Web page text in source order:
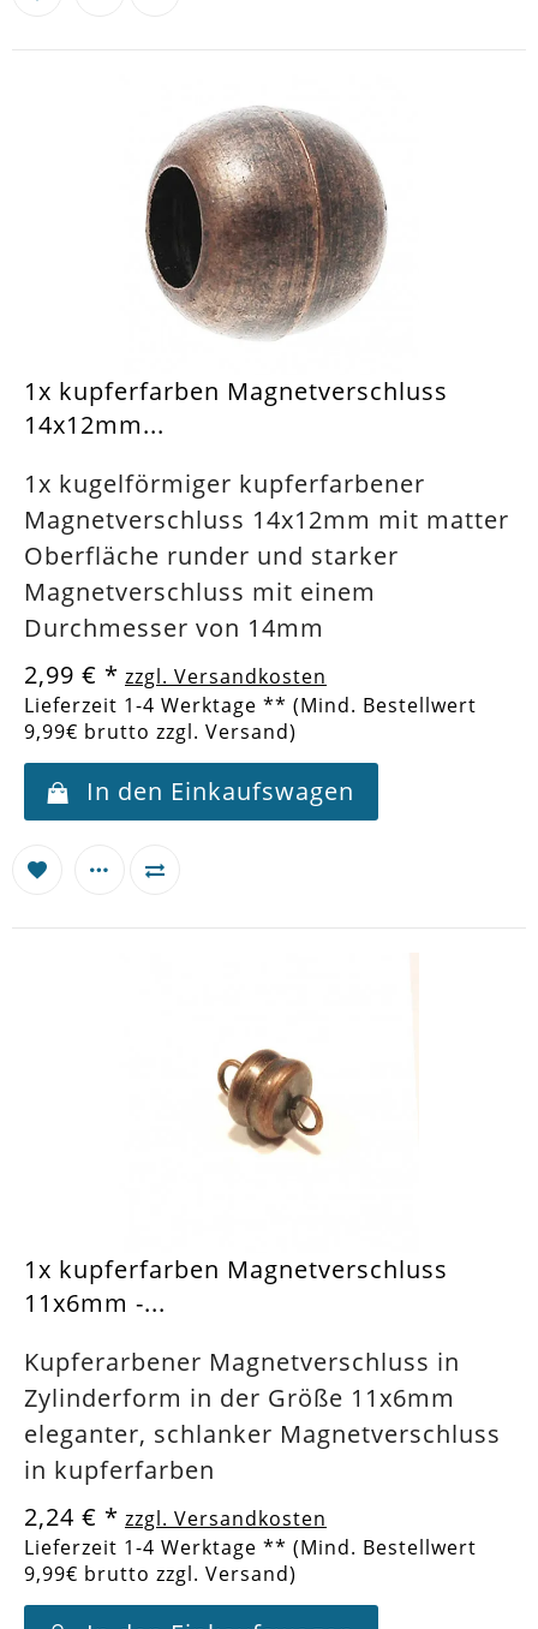
1x kupferfarben Magnetverschluss
14x12mm...
1x kugelförmiger kupferfarbener
Magnetverschluss 14x12mm mit matter
Oberfläche runder und starker
Magnetverschluss mit einem
Durchmesser von 14mm
2,99 € * zzgl. Versandkosten
Lieferzeit 1-4 Werktage ** (Mind. Bestellwert
9,99€ brutto zzgl. Versand)
In den Einkaufswagen
1x kupferfarben Magnetverschluss
11x6mm -...
Kupferarbener Magnetverschluss in
Zylinderform in der Größe 11x6mm
eleganter, schlanker Magnetverschluss
in kupferfarben
2,24 € * zzgl. Versandkosten
Lieferzeit 1-4 Werktage ** (Mind. Bestellwert
9,99€ brutto zzgl. Versand)